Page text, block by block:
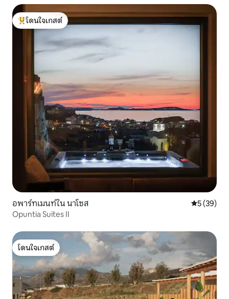
โดนใจเกสต์ที่สุด
โดนใจเกสต์
อพาร์ทเมนท์ใน นาโซส คะแนนเฉลี่
5 (39)
Opuntia Suites II
โดนใจเกสต์
โดนใจเกสต์